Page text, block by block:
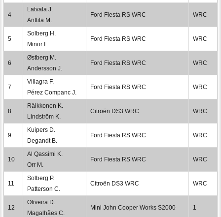
4
Latvala J.
Anttila M.
Ford Fiesta RS WRC WRC
5
Solberg H.
Minor I.
Ford Fiesta RS WRC WRC
6
Østberg M.
Andersson J.
Ford Fiesta RS WRC WRC
7
Villagra F.
Pérez Companc J.
Ford Fiesta RS WRC WRC
8
Räikkonen K.
Lindström K.
Citroën DS3 WRC WRC
9
Kuipers D.
Degandt B.
Ford Fiesta RS WRC WRC
10
Al Qassimi K.
Orr M.
Ford Fiesta RS WRC WRC
11
Solberg P.
Patterson C.
Citroën DS3 WRC WRC
12
Oliveira D.
Magalhães C.
Mini John Cooper Works S2000 1